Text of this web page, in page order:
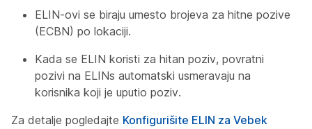
ELIN-ovi se biraju umesto brojeva za hitne pozive
(ECBN) po lokaciji.
Kada se ELIN koristi za hitan poziv, povratni
pozivi na ELINs automatski usmeravaju na
korisnika koji je uputio poziv.
Za detalje pogledajte Konfigurišite ELIN za Vebek